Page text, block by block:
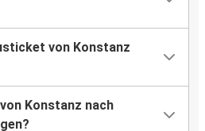
von Konstanz
Konstanz nach